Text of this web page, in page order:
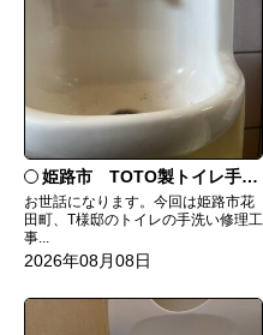
姫路市 TOTO製トイレ手洗いの水漏れ修理
お世話になります。今回は姫路市花
田町、T様邸のトイレの手洗い修理工
事...
2026年08月08日